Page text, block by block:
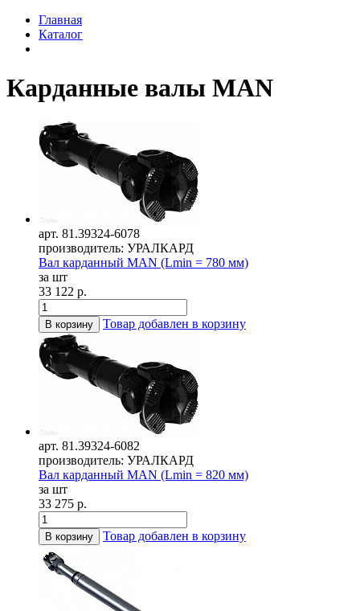
Главная
Каталог
Карданные валы MAN
арт. 81.39324-6078
производитель: УРАЛКАРД
Вал карданный MAN (Lmin = 780 мм)
за шт
33 122 р.
В корзину Товар добавлен в корзину
арт. 81.39324-6082
производитель: УРАЛКАРД
Вал карданный MAN (Lmin = 820 мм)
за шт
33 275 р.
В корзину Товар добавлен в корзину